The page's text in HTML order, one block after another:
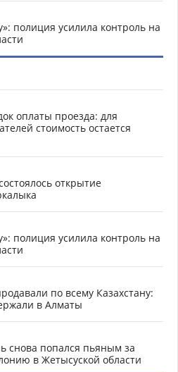
полиция усилила контроль на
оплаты проезда: для
стоимость остается
открытие
полиция усилила контроль на
по всему Казахстану:
в Алматы
снова попался пьяным за
в Жетысуской области